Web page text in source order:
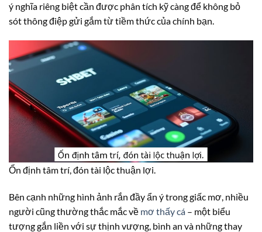
ý nghĩa riêng biệt cần được phân tích kỹ càng để không bỏ
sót thông điệp gửi gắm từ tiềm thức của chính bạn.
Ổn định tâm trí, đón tài lộc thuận lợi.
Bên cạnh những hình ảnh rắn đầy ẩn ý trong giấc mơ, nhiều
người cũng thường thắc mắc về mơ thấy cá – một biểu
tượng gắn liền với sự thịnh vượng, bình an và những thay